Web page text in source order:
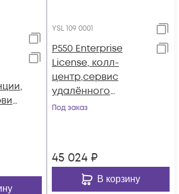
YSL 109 0001
P550 Enterprise
License, колл-
центр,сервис
удалённого
доступа (годовая)
Под заказ
45 024 ₽
В корзину